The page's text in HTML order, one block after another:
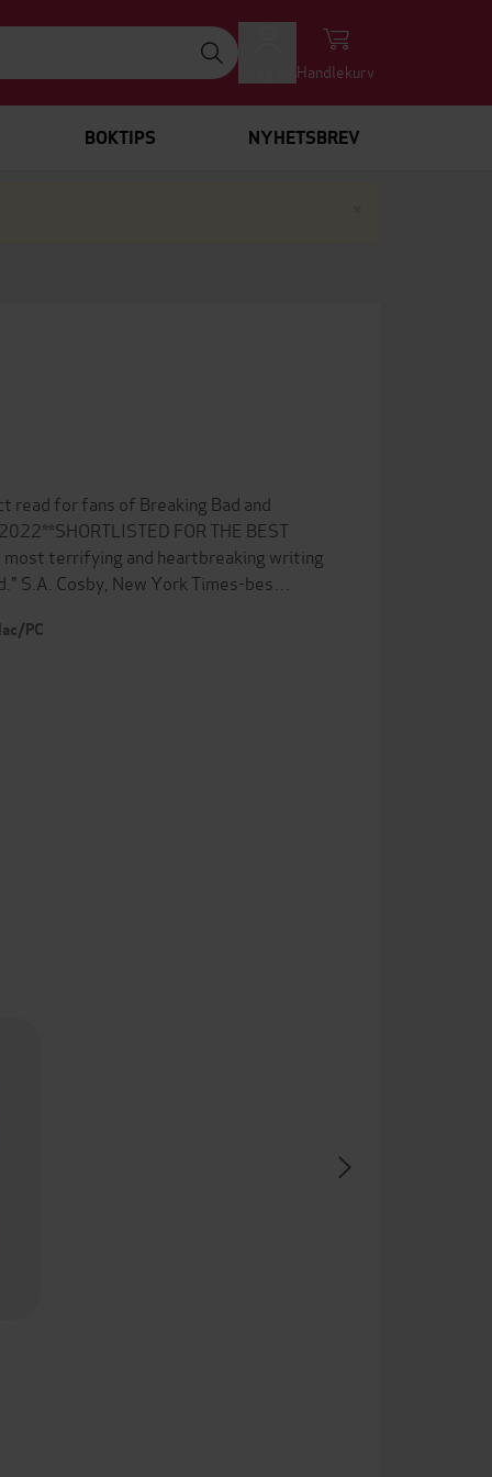
Handlekurv
BOKTIPS NYHETSBREV
read for fans of Breaking Bad and
FOR THE BEST
most terrifying and heartbreaking writing
S.A. Cosby, New York Times-bes…
PC